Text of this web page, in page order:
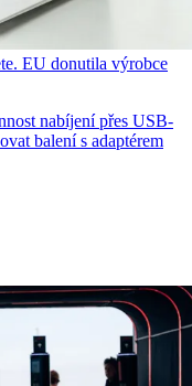
EU donutila výrobce
nabíjení přes USB-
balení s adaptérem